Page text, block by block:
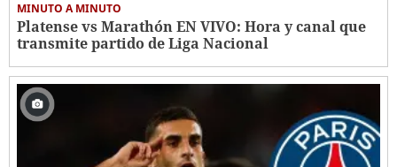
MINUTO A MINUTO
Platense vs Marathón EN VIVO: Hora y canal que
transmite partido de Liga Nacional